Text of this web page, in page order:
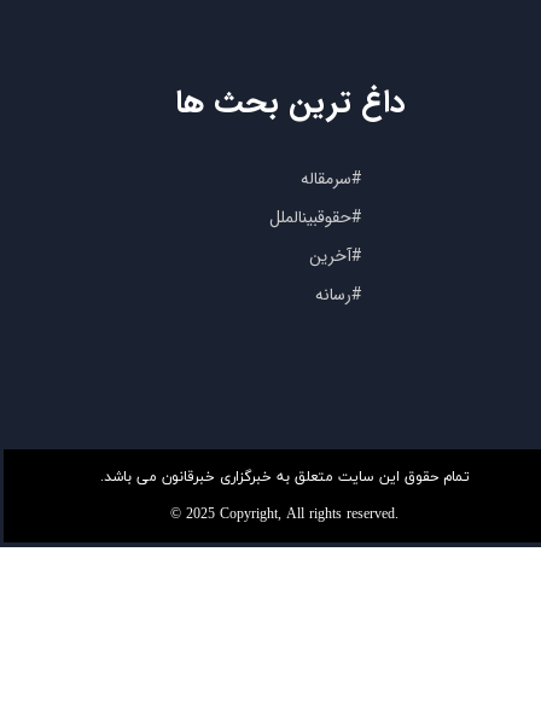
#سرمقاله
#حقوقبینالملل
#آخرین
#رسانه
داغ ترین بحث ها
تمام حقوق این سایت متعلق به خبرگزاری خبرقانون می باشد.
© 2025 Copyright, All rights reserved.